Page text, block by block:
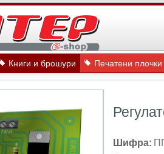
Книги и брошури Печатени
Шифра: